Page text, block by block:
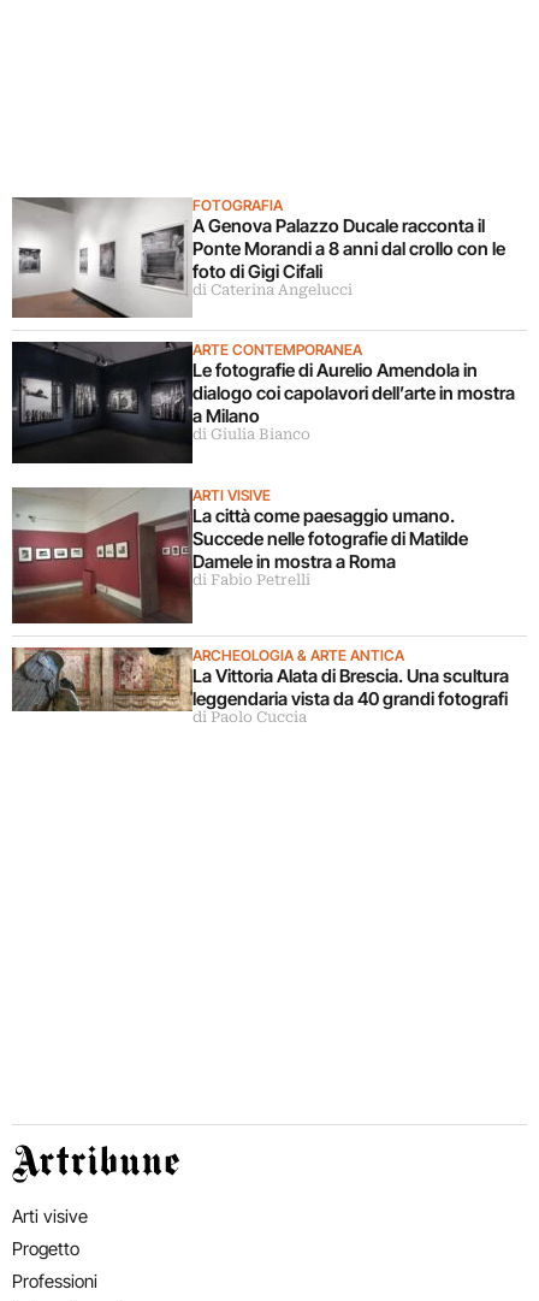
FOTOGRAFIA
A Genova Palazzo Ducale racconta il
Ponte Morandi a 8 anni dal crollo con le
foto di Gigi Cifali
di Caterina Angelucci
ARTE CONTEMPORANEA
Le fotografie di Aurelio Amendola in
dialogo coi capolavori dell’arte in mostra
a Milano
di Giulia Bianco
ARTI VISIVE
La città come paesaggio umano.
Succede nelle fotografie di Matilde
Damele in mostra a Roma
di Fabio Petrelli
ARCHEOLOGIA & ARTE ANTICA
La Vittoria Alata di Brescia. Una scultura
leggendaria vista da 40 grandi fotografi
di Paolo Cuccia
Artribune
Arti visive
Progetto
Professioni